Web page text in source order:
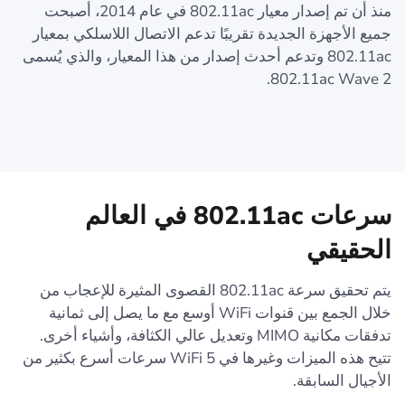
منذ أن تم إصدار معيار 802.11ac في عام 2014، أصبحت
جميع الأجهزة الجديدة تقريبًا تدعم الاتصال اللاسلكي بمعيار
802.11ac وتدعم أحدث إصدار من هذا المعيار، والذي يُسمى
802.11ac Wave 2.
سرعات 802.11ac في العالم
الحقيقي
يتم تحقيق سرعة 802.11ac القصوى المثيرة للإعجاب من
خلال الجمع بين قنوات WiFi أوسع مع ما يصل إلى ثمانية
تدفقات مكانية MIMO وتعديل عالي الكثافة، وأشياء أخرى.
تتيح هذه الميزات وغيرها في WiFi 5 سرعات أسرع بكثير من
الأجيال السابقة.